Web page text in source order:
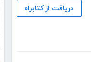
دریافت از کتابراه